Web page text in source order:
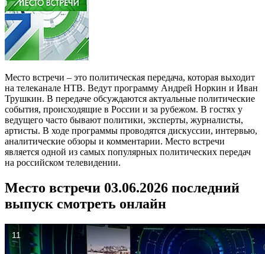
Место встречи – это политическая передача, которая выходит
на телеканале НТВ. Ведут программу Андрей Норкин и Иван
Трушкин. В передаче обсуждаются актуальные политические
события, происходящие в России и за рубежом. В гостях у
ведущего часто бывают политики, эксперты, журналисты,
артисты. В ходе программы проводятся дискуссии, интервью,
аналитические обзоры и комментарии. Место встречи
является одной из самых популярных политических передач
на российском телевидении.
Место встречи 03.06.2026 последний
выпуск смотреть онлайн